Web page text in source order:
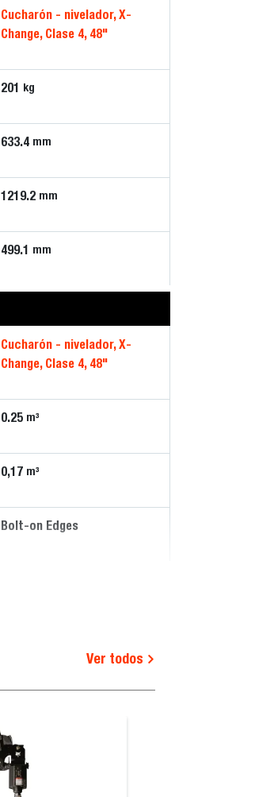
Cucharón - nivelador, X-
Change, Clase 4, 48"
201 kg
633.4 mm
1219.2 mm
499.1 mm
Cucharón - nivelador, X-
Change, Clase 4, 48"
0.25 m³
0,17 m³
Bolt-on Edges
Ver todos